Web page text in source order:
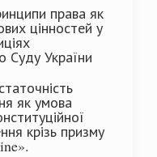
права як
цінностей у
Суду України
як умова
крізь призму